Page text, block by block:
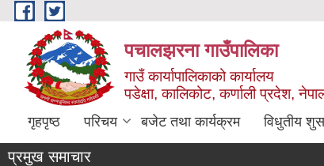
Skip to main content
पचालझरना गाउँपालिका
गाउँ कार्यापालिकाको कार्यालय
पडेक्षा, कालिकोट, कर्णाली प्रदेश,
गृहपृष्ठ परिचय बजेट तथा कार्यक्रम विधुतीय
प्रमुख समाचार